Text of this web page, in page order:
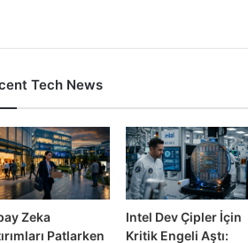
Tech News
Zeka
Patlarken
Intel Dev Çipler İçin
Kritik Engeli Aştı: